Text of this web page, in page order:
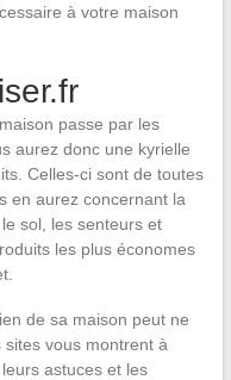
à votre maison
passe par les
aurez donc une kyrielle
Celles-ci sont de toutes
en aurez concernant la
sol, les senteurs et
les plus économes
de sa maison peut ne
sites vous montrent à
astuces et les